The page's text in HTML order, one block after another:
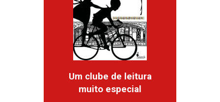
Um clube de leitura
muito especial